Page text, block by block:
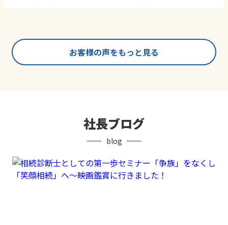
お客様の声をもっと見る
社長ブログ
blog